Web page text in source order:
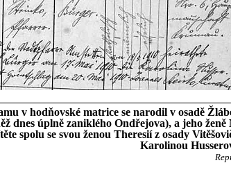
v hodňovské matrice se narodil v osadě
dnes úplně zaniklého Ondřejova), a jeho
spolu se svou ženou Theresií z osady
Karolinou